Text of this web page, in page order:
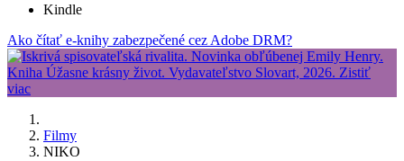
Kindle
Ako čítať e-knihy zabezpečené cez Adobe DRM?
Filmy
NIKO